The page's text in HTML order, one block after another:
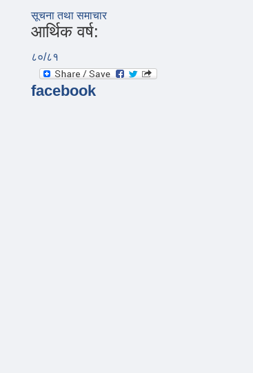
सूचना तथा समाचार
आर्थिक वर्ष:
८०/८१
facebook